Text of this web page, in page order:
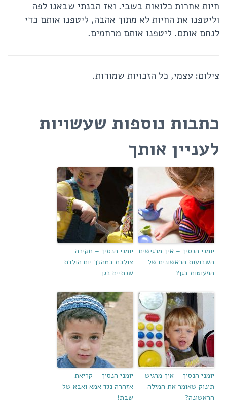
חיות אחרות כלואות בשבי. ואז הבנתי שבאנו לפה
וליטפנו את החיות לא מתוך אהבה, ליטפנו אותם כדי
לנחם אותם. ליטפנו אותם מרחמים.
צילום: עצמי, כל הזכויות שמורות.
כתבות נוספות שעשויות
לעניין אותך
יומני הנסיך – איך מרגישים
השבועות הראשונים של
הפעוטות בגן?
יומני הנסיך – חקירה
צולבת במהלך יום הולדת
שנתיים בגן
יומני הנסיך – איך מרגיש
תינוק שאומר את המילה
הראשונה?
יומני הנסיך – קריאת
אזהרה נגד אמא ואבא של
שבת!